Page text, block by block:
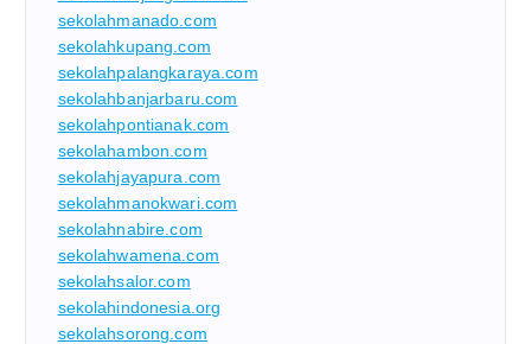
sekolahmanado.com
sekolahkupang.com
sekolahpalangkaraya.com
sekolahbanjarbaru.com
sekolahpontianak.com
sekolahambon.com
sekolahjayapura.com
sekolahmanokwari.com
sekolahnabire.com
sekolahwamena.com
sekolahsalor.com
sekolahindonesia.org
sekolahsorong.com